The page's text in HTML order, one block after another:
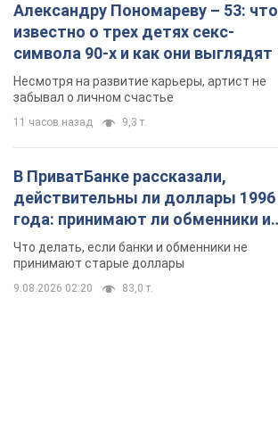
Александру Пономареву – 53: что
известно о трех детях секс-
символа 90-х и как они выглядят
Несмотря на развитие карьеры, артист не
забывал о личном счастье
11 часов назад 9,3 т.
В ПриватБанке рассказали,
действительны ли доллары 1996
года: принимают ли обменники и
банки такие купюры
Что делать, если банки и обменники не
принимают старые доллары
9.08.2026 02:20 83,0 т.